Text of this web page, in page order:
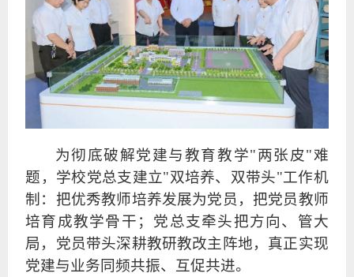
为彻底破解党建与教育教学"两张皮"难
题，学校党总支建立"双培养、双带头"工作机
制：把优秀教师培养发展为党员，把党员教师
培育成教学骨干；党总支牵头把方向、管大
局，党员带头深耕教研教改主阵地，真正实现
党建与业务同频共振、互促共进。